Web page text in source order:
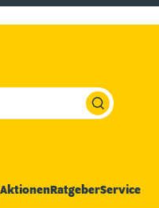
RatgeberService